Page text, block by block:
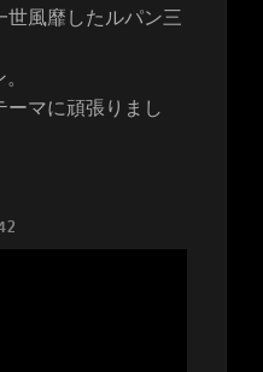
世風靡したルパン三
ーマに頑張りまし